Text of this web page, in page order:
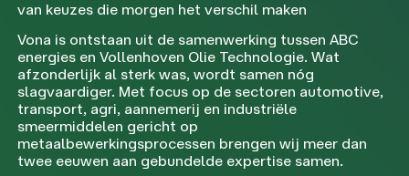
van keuzes die morgen het verschil maken
Vona is ontstaan uit de samenwerking tussen ABC
energies en Vollenhoven Olie Technologie. Wat
afzonderlijk al sterk was, wordt samen nóg
slagvaardiger. Met focus op de sectoren automotive,
transport, agri, aannemerij en industriële
smeermiddelen gericht op
metaalbewerkingsprocessen brengen wij meer dan
twee eeuwen aan gebundelde expertise samen.